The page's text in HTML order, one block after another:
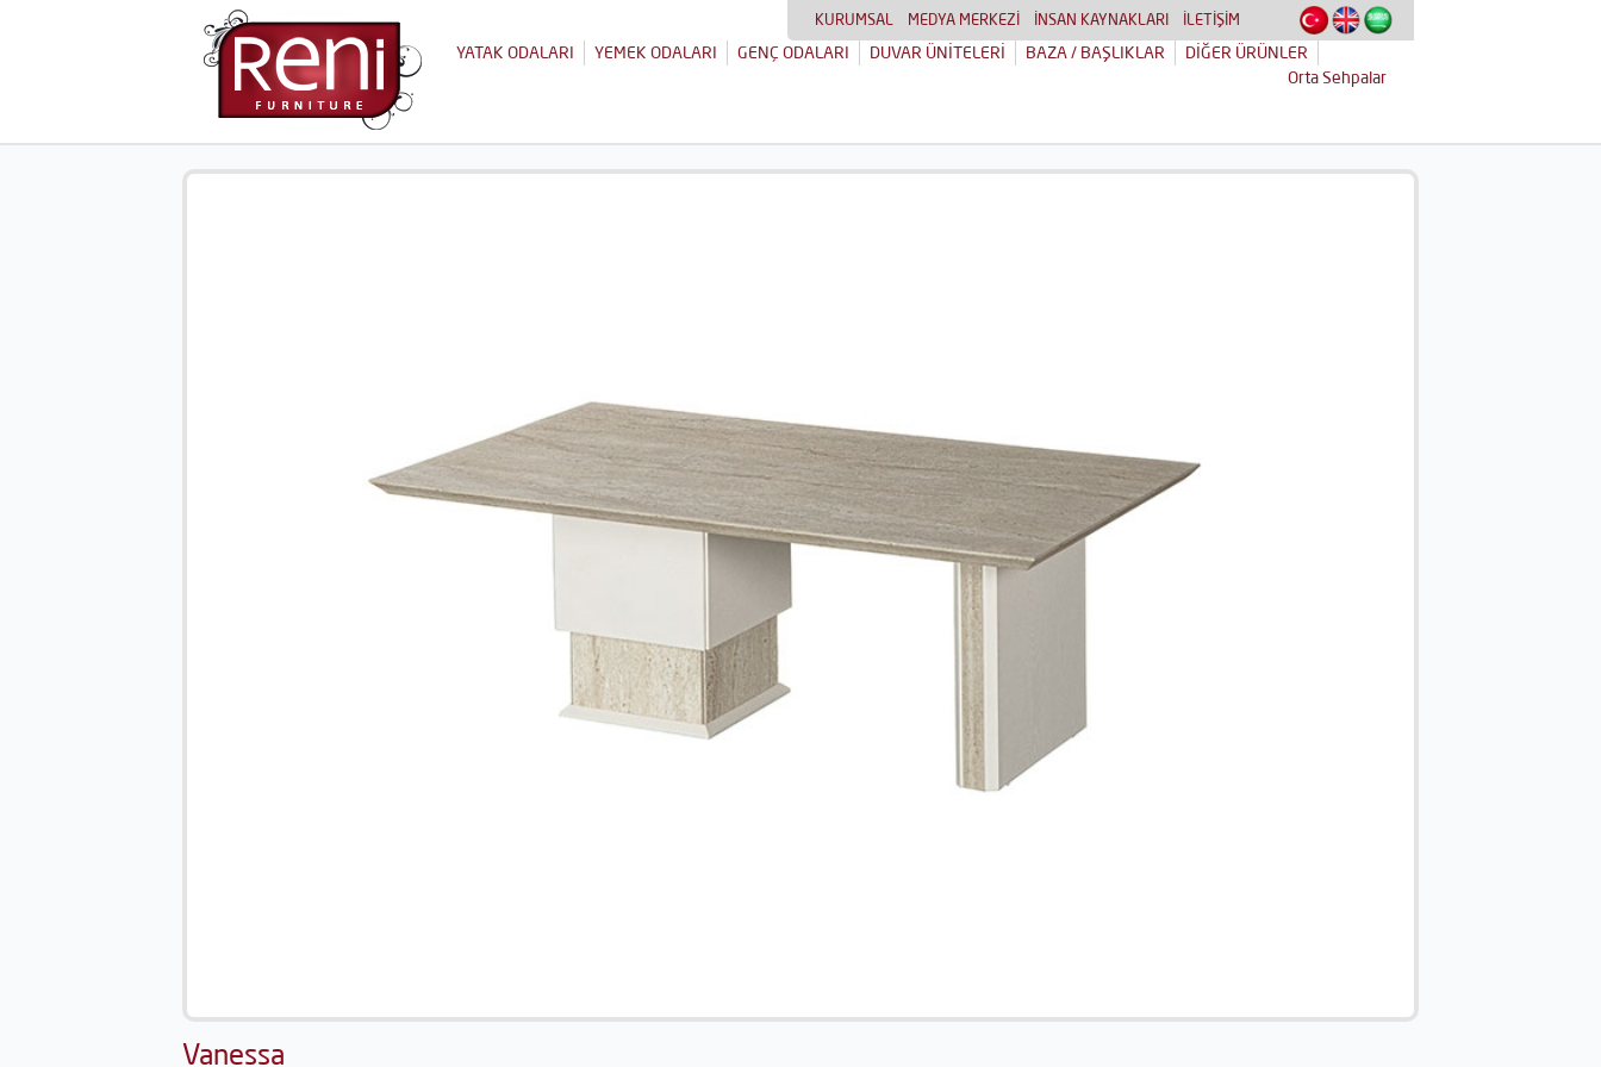
KURUMSAL MEDYA MERKEZİ İNSAN KAYNAKLARI İLETİŞİM
YATAK ODALARI YEMEK ODALARI GENÇ ODALARI DUVAR ÜNİTELERİ BAZA / BAŞLIKLAR
DİĞER ÜRÜNLER
Orta Sehpalar
Vanessa